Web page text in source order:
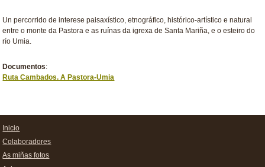
Un percorrido de interese paisaxístico, etnográfico, histórico-artístico e natural
entre o monte da Pastora e as ruínas da igrexa de Santa Mariña, e o esteiro do
río Umia.
Documentos:
Ruta Cambados. A Pastora-Umia
Inicio
Colaboradores
As miñas fotos